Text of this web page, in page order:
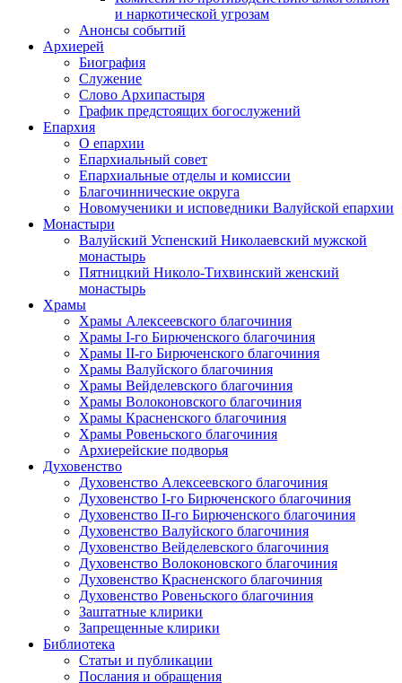
и наркотической угрозам
Анонсы событий
Архиерей
Биография
Служение
Слово Архипастыря
График предстоящих богослужений
Епархия
О епархии
Епархиальный совет
Епархиальные отделы и комиссии
Благочиннические округа
Новомученики и исповедники Валуйской епархии
Монастыри
Валуйский Успенский Николаевский мужской
монастырь
Пятницкий Николо-Тихвинский женский
монастырь
Храмы
Храмы Алексеевского благочиния
Храмы I-го Бирюченского благочиния
Храмы II-го Бирюченского благочиния
Храмы Валуйского благочиния
Храмы Вейделевского благочиния
Храмы Волоконовского благочиния
Храмы Красненского благочиния
Храмы Ровеньского благочиния
Архиерейские подворья
Духовенство
Духовенство Алексеевского благочиния
Духовенство I-го Бирюченского благочиния
Духовенство II-го Бирюченского благочиния
Духовенство Валуйского благочиния
Духовенство Вейделевского благочиния
Духовенство Волоконовского благочиния
Духовенство Красненского благочиния
Духовенство Ровеньского благочиния
Заштатные клирики
Запрещенные клирики
Библиотека
Статьи и публикации
Послания и обращения